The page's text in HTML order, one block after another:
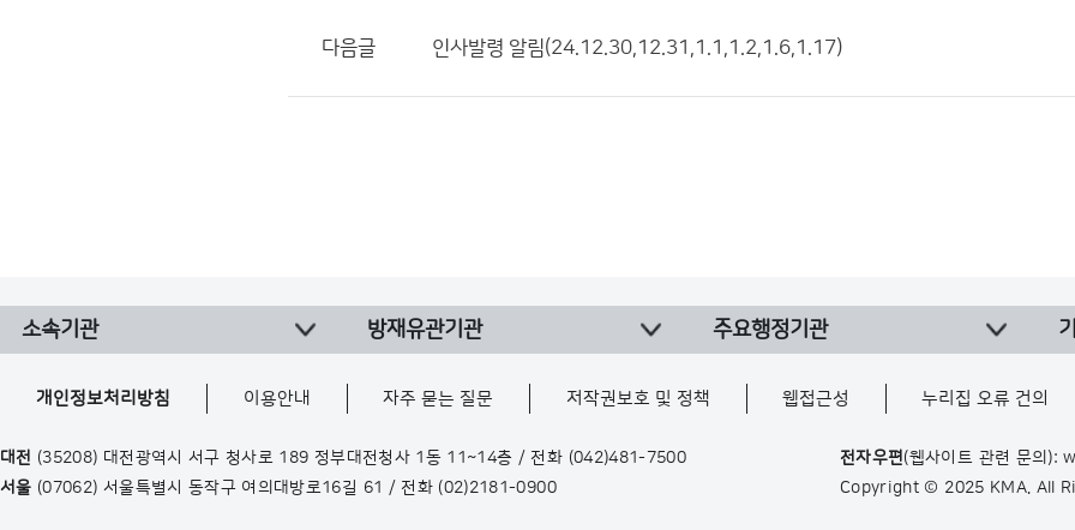
다음글 인사발령 알림(24.12.30,12.31,1.1,1.2,1.6,1.17)
소속기관 방재유관기관 주요행정기관
개인정보처리방침 이용안내 자주 묻는 질문 저작권보호 및 정책 웹접근성 누리집 오류 건의
대전 (35208) 대전광역시 서구 청사로 189 정부대전청사 1동 11~14층 / 전화 (042)481-7500
서울 (07062) 서울특별시 동작구 여의대방로16길 61 / 전화 (02)2181-0900
전자우편(웹사이트 관련 문의
Copyright © 2025 KMA. All